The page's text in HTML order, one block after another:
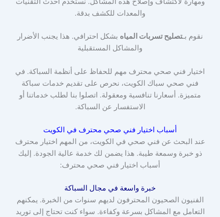
والمعدات للكشف بدقة.
نقوم بـتصليح تسربات المياه بشكل احترافي. هذا يجنب الأضرار
والمشاكل المستقبلية
اختيار فني صحي محترف مهم للحفاظ على أنظمة السباكة. في
فني صحي سباك الكويت، نحرص على تقديم خدمات سباكة
متميزة. أسعارنا تنافسية ومعقولة. اتصلوا بنا لطلب خدماتنا أو
الاستفسار عن السباكة.
أسباب اختيار فني صحي محترف في الكويت
عند البحث عن فني صحي في الكويت، من المهم اختيار محترف
ذو خبرة وسمعة طيبة. هذا يضمن لك خدمة عالية الجودة. إليك
أسباب اختيار فني صحي محترف:
خبرة واسعة في مجال السباكة
الفنيون الصحيون المحترفون لديهم سنوات من الخبرة. يمكنهم
التعامل مع المشاكل بسرعة وكفاءة. سواء كنت تحتاج إلى توريد